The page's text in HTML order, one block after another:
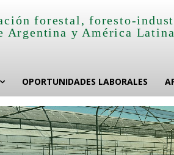
forestal, foresto-
Argentina y América
OPORTUNIDADES LABORALES